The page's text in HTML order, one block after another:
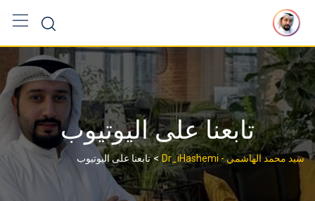
content
تابعنا على اليوتيوب
سيد محمد الهاشمي - Dr_iHashemi >تابعنا على اليوتيوب